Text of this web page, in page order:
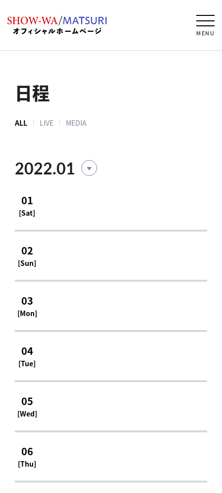
MENU
日程
ALL LIVE MEDIA
2022.01
01
[Sat]
02
[Sun]
03
[Mon]
04
[Tue]
05
[Wed]
06
[Thu]